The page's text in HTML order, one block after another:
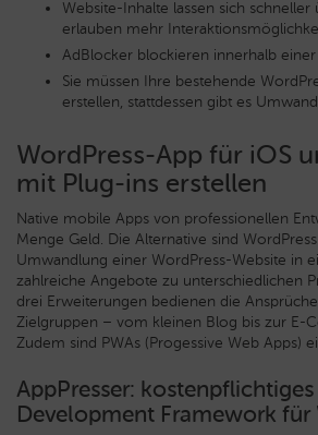
Website-Inhalte lassen sich
erlauben mehr
AdBlocker blockieren innerhalb
Sie müssen Ihre bestehende
erstellen, stattdessen gibt es
WordPress-App für iOS
mit Plug-ins erstellen
Native mobile Apps von professionellen
Menge Geld. Die Alternative sind
Umwandlung einer WordPress-Website in
zahlreiche Angebote zu unterschiedlichen
drei Erweiterungen bedienen die
Zielgruppen – vom kleinen Blog bis zur E-
Zudem sind PWAs (Progessive Web Apps)
AppPresser:
Development Framework für